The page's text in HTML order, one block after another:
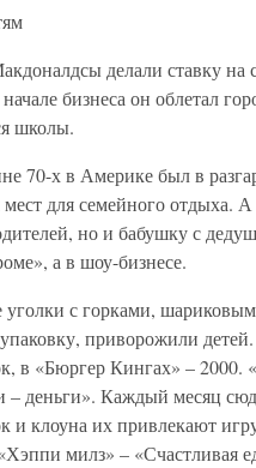
делали ставку
бизнеса он облетал
школы.
70-х в Америке был в
для семейного отдыха.
но и бабушку с
а в шоу-бизнесе.
с горками,
приворожили
в «Бюргер Кингах» – 2000.
– деньги». Каждый месяц
и клоуна их привлекают
милз» – «Счастливая